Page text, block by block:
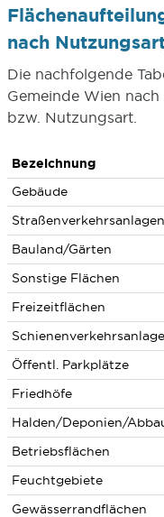
nach
Die nachfolgende
Gemeinde Wien
bzw. Nutzungsart.
Bezeichnung
Gebäude
Straßenverkehrsanlagen
Bauland/Gärten
Sonstige Flächen
Freizeitflächen
Öffentl. Parkplätze
Friedhöfe
Halden/Deponien/
Betriebsflächen
Feuchtgebiete
Gewässerrandflächen